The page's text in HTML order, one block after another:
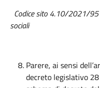
Codice sito 4.10/2021/95
sociali
Parere, ai sensi
decreto legislativo